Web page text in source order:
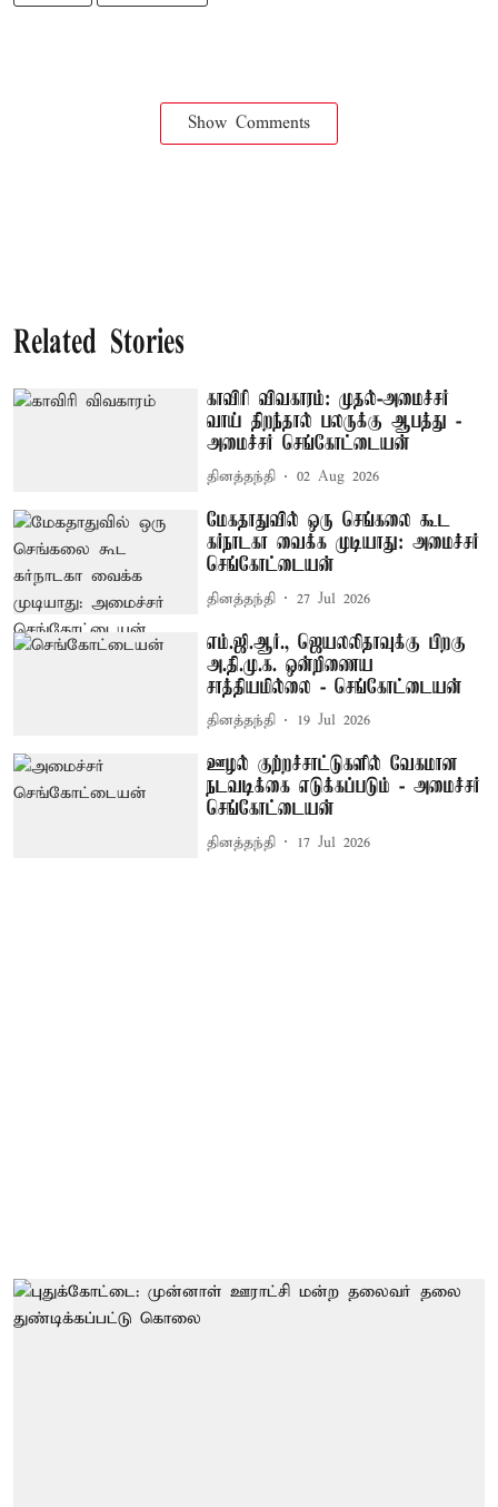
Show Comments
Related Stories
காவிரி விவகாரம்: முதல்-அமைச்சர்
வாய் திறந்தால் பலருக்கு ஆபத்து -
அமைச்சர் செங்கோட்டையன்
தினத்தந்தி 02 Aug 2026
மேகதாதுவில் ஒரு செங்கலை கூட
கர்நாடகா வைக்க முடியாது: அமைச்சர்
செங்கோட்டையன்
தினத்தந்தி 27 Jul 2026
எம்.ஜி.ஆர்., ஜெயலலிதாவுக்கு பிறகு
அ.தி.மு.க. ஒன்றிணைய
சாத்தியமில்லை - செங்கோட்டையன்
தினத்தந்தி 19 Jul 2026
ஊழல் குற்றச்சாட்டுகளில் வேகமான
நடவடிக்கை எடுக்கப்படும் - அமைச்சர்
செங்கோட்டையன்
தினத்தந்தி 17 Jul 2026